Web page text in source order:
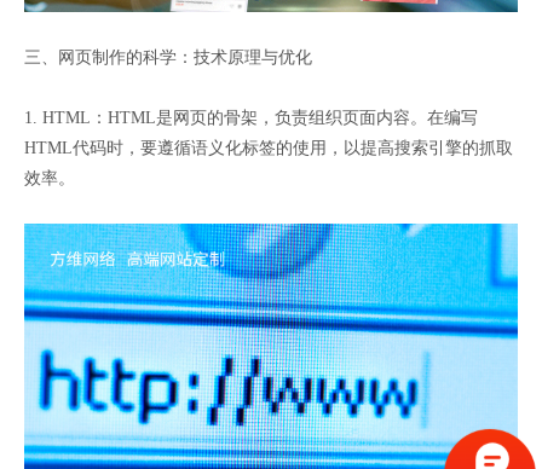
三、网页制作的科学：技术原理与优化
1. HTML：HTML是网页的骨架，负责组织页面内容。在编写
HTML代码时，要遵循语义化标签的使用，以提高搜索引擎的抓取
效率。